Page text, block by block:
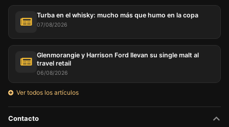
Turba en el whisky: mucho más que humo en la copa
07/08/2026
Glenmorangie y Harrison Ford llevan su single malt al
travel retail
06/08/2026
Ver todos los artículos
Contacto